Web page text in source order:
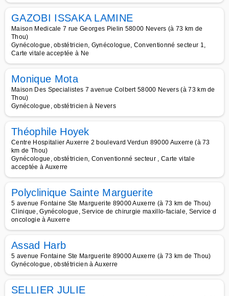
GAZOBI ISSAKA LAMINE
Maison Medicale 7 rue Georges Pielin 58000 Nevers (à 73 km de
Thou)
Gynécologue, obstétricien, Gynécologue, Conventionné secteur 1,
Carte vitale acceptée à Ne
Monique Mota
Maison Des Specialistes 7 avenue Colbert 58000 Nevers (à 73 km de
Thou)
Gynécologue, obstétricien à Nevers
Théophile Hoyek
Centre Hospitalier Auxerre 2 boulevard Verdun 89000 Auxerre (à 73
km de Thou)
Gynécologue, obstétricien, Conventionné secteur , Carte vitale
acceptée à Auxerre
Polyclinique Sainte Marguerite
5 avenue Fontaine Ste Marguerite 89000 Auxerre (à 73 km de Thou)
Clinique, Gynécologue, Service de chirurgie maxillo-faciale, Service d
oncologie à Auxerre
Assad Harb
5 avenue Fontaine Ste Marguerite 89000 Auxerre (à 73 km de Thou)
Gynécologue, obstétricien à Auxerre
SELLIER JULIE